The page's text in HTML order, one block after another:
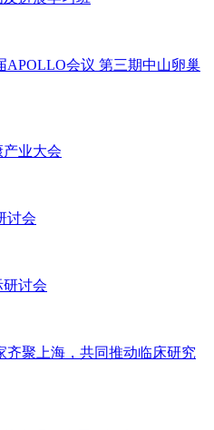
APOLLO会议 第三期中山卵巢
产业大会
讨会
研讨会
齐聚上海，共同推动临床研究